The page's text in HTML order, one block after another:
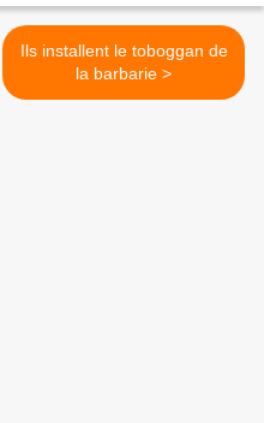
Ils installent le toboggan de
la barbarie >